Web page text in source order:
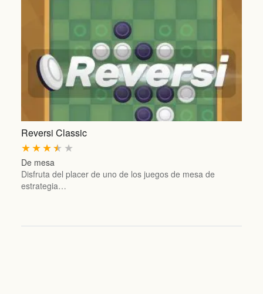
Reversi Classic
★
★
★
★
★
De mesa
Disfruta del placer de uno de los juegos de mesa de
estrategia…